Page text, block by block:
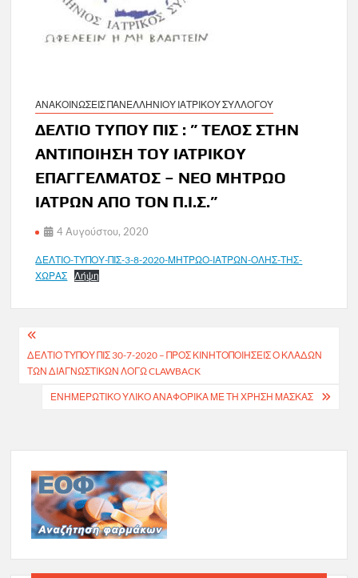
ΑΝΑΚΟΙΝΩΣΕΙΣ ΠΑΝΕΛΛΗΝΙΟΥ ΙΑΤΡΙΚΟΥ ΣΥΛΛΟΓΟΥ
ΔΕΛΤΙΟ ΤΥΠΟΥ ΠΙΣ : ” ΤΕΛΟΣ ΣΤΗΝ
ΑΝΤΙΠΟΙΗΣΗ ΤΟΥ ΙΑΤΡΙΚΟΥ
ΕΠΑΓΓΕΛΜΑΤΟΣ – ΝΕΟ ΜΗΤΡΩΟ
ΙΑΤΡΩΝ ΑΠΟ ΤΟΝ Π.Ι.Σ.”
4 Αυγούστου, 2020
ΔΕΛΤΙΟ-ΤΥΠΟΥ-ΠΙΣ-3-8-2020-ΜΗΤΡΩΟ-ΙΑΤΡΩΝ-ΟΛΗΣ-ΤΗΣ-
ΧΩΡΑΣ
Λήψη
Πλοήγηση
άρθρων
ΔΕΛΤΙΟ ΤΥΠΟΥ ΠΙΣ 30-7-2020 – ΠΡΟΣ ΚΙΝΗΤΟΠΟΙΗΣΕΙΣ Ο ΚΛΑΔΩΝ
ΤΩΝ ΔΙΑΓΝΩΣΤΙΚΩΝ ΛΟΓΩ CLAWBACK
ΕΝΗΜΕΡΩΤΙΚΟ ΥΛΙΚΟ ΑΝΑΦΟΡΙΚΑ ΜΕ ΤΗ ΧΡΗΣΗ ΜΑΣΚΑΣ